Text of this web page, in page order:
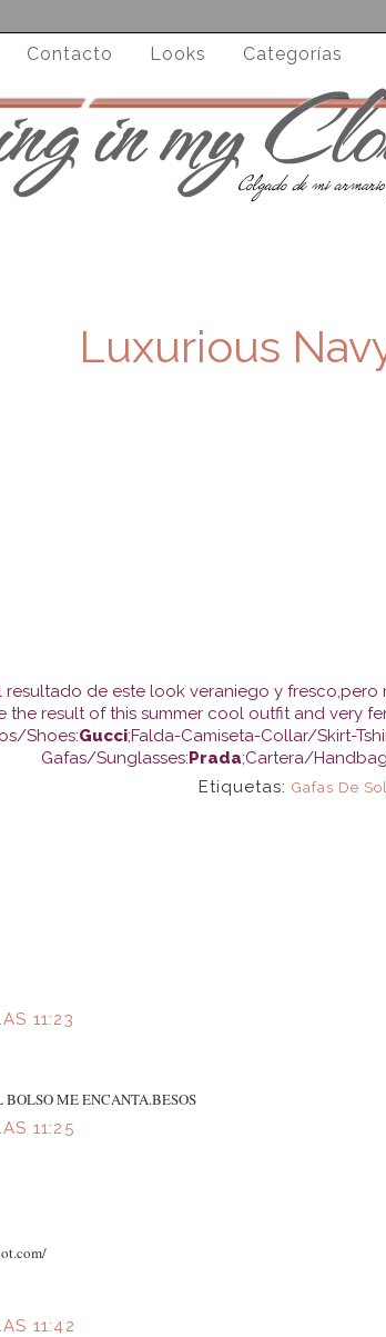
Contacto Looks Categorías
Luxurious
resultado de este look veraniego y fresco,pero
the result of this summer cool outfit and very
Shoes:Gucci;Falda-Camiseta-Collar/Skirt-
Gafas/Sunglasses:Prada;Cartera/
Etiquetas: Gafas De Sol
11:23
ME ENCANTA.BESOS
11:25
11:42